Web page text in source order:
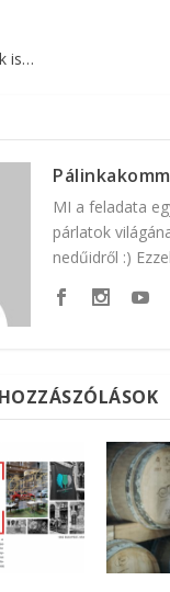
is…
MI a feladata
párlatok
nedűidről :)